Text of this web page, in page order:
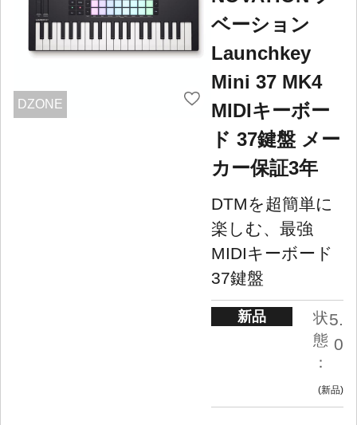
DZONE
ベーション
Launchkey
Mini 37 MK4
MIDIキーボー
ド 37鍵盤 メー
カー保証3年
DTMを超簡単に
楽しむ、最強
MIDIキーボード
37鍵盤
新品
状
態
：
5.
0
新品